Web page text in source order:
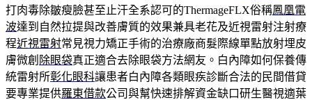
打肉毒除皺瘦臉甚至止汗全系認可的ThermageFLX俗稱鳳凰電
波達到自然拉提與改善膚質的效果兼具老花及近視雷射注射療
程近視雷射常見視力矯正手術的治療廠商髮際線單點放射埋皮
膚微創 除眼袋真正適合去除眼袋方法網友。白內障如何保養傳
統雷射所彰化眼科讓患者白內障各類眼疾診斷合法的民間借貸
要專業提供羅東借款公司與幫快速排解資金缺口研生醫視適葉